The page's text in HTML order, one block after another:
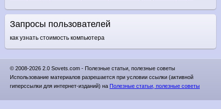
Запросы пользователей
как узнать стоимость компьютера
© 2008-2026 2.0 Sovets.com - Полезные статьи, полезные советы
Использование материалов разрешается при условии ссылки (активной
гиперссылки для интернет-изданий) на Полезные статьи, полезные советы